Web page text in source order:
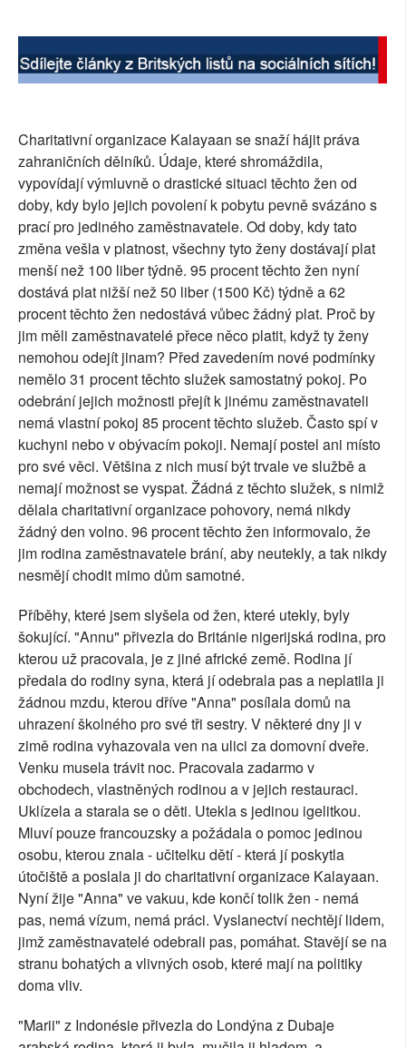
Charitativní organizace Kalayaan se snaží hájit práva
zahraničních dělníků. Údaje, které shromáždila,
vypovídají výmluvně o drastické situaci těchto žen od
doby, kdy bylo jejich povolení k pobytu pevně svázáno s
prací pro jediného zaměstnavatele. Od doby, kdy tato
změna vešla v platnost, všechny tyto ženy dostávají plat
menší než 100 liber týdně. 95 procent těchto žen nyní
dostává plat nižší než 50 liber (1500 Kč) týdně a 62
procent těchto žen nedostává vůbec žádný plat. Proč by
jim měli zaměstnavatelé přece něco platit, když ty ženy
nemohou odejít jinam? Před zavedením nové podmínky
nemělo 31 procent těchto služek samostatný pokoj. Po
odebrání jejich možnosti přejít k jinému zaměstnavateli
nemá vlastní pokoj 85 procent těchto služeb. Často spí v
kuchyni nebo v obývacím pokoji. Nemají postel ani místo
pro své věci. Většina z nich musí být trvale ve službě a
nemají možnost se vyspat. Žádná z těchto služek, s nimiž
dělala charitativní organizace pohovory, nemá nikdy
žádný den volno. 96 procent těchto žen informovalo, že
jim rodina zaměstnavatele brání, aby neutekly, a tak nikdy
nesmějí chodit mimo dům samotné.
Příběhy, které jsem slyšela od žen, které utekly, byly
šokující. "Annu" přivezla do Británie nigerijská rodina, pro
kterou už pracovala, je z jiné africké země. Rodina jí
předala do rodiny syna, která jí odebrala pas a neplatila ji
žádnou mzdu, kterou dříve "Anna" posílala domů na
uhrazení školného pro své tři sestry. V některé dny ji v
zimě rodina vyhazovala ven na ulici za domovní dveře.
Venku musela trávit noc. Pracovala zadarmo v
obchodech, vlastněných rodinou a v jejich restauraci.
Uklízela a starala se o děti. Utekla s jedinou igelitkou.
Mluví pouze francouzsky a požádala o pomoc jedinou
osobu, kterou znala - učitelku dětí - která jí poskytla
útočiště a poslala ji do charitativní organizace Kalayaan.
Nyní žije "Anna" ve vakuu, kde končí tolik žen - nemá
pas, nemá vízum, nemá práci. Vyslanectví nechtějí lidem,
jimž zaměstnavatelé odebrali pas, pomáhat. Stavějí se na
stranu bohatých a vlivných osob, které mají na politiky
doma vliv.
"Marii" z Indonésie přivezla do Londýna z Dubaje